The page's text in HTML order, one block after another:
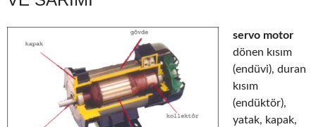
servo motor
dönen kısım
(endüvi), duran
kısım
(endüktör),
yatak, kapak,